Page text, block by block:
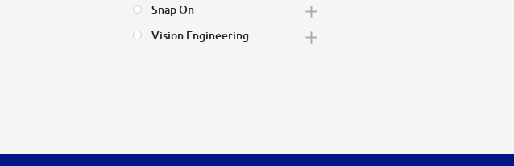
Snap On
Vision Engineering